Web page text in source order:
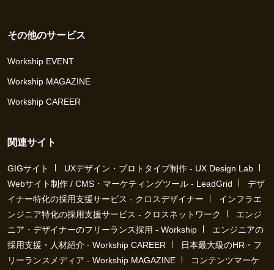
その他のサービス
Workship EVENT
Workship MAGAZINE
Workship CAREER
関連サイト
GIGサイト
UXデザイン・プロトタイプ制作 - UX Design Lab
Webサイト制作 / CMS・マーケティングツール - LeadGrid
デザ
イナー特化の採用支援サービス - クロスデザイナー
インフラエ
ンジニア特化の採用支援サービス - クロスネットワーク
エンジ
ニア・デザイナーのフリーランス採用 - Workship
エンジニアの
採用支援・人材紹介 - Workship CAREER
日本最大級のHR・フ
リーランスメディア - Workship MAGAZINE
コンテンツマーケ